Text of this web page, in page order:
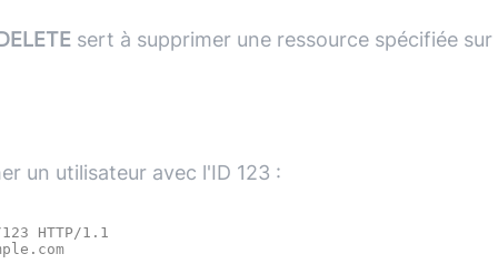
sert à supprimer une ressource spécifiée sur
un utilisateur avec l'ID 123 :
HTTP/1.1
Host: www.example.com